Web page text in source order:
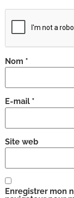
Nom *
E-mail *
Site web
Enregistrer mon